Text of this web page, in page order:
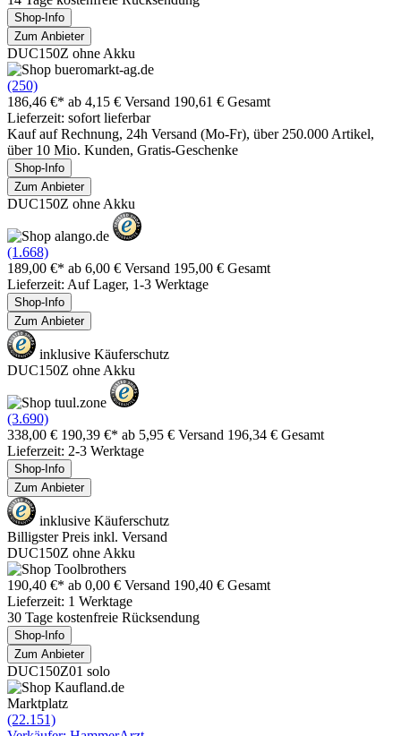
Shop-Info
Zum Anbieter
DUC150Z ohne Akku
(250)
186,46 €* ab 4,15 € Versand 190,61 € Gesamt
Lieferzeit: sofort lieferbar
Kauf auf Rechnung, 24h Versand (Mo-Fr), über 250.000 Artikel,
über 10 Mio. Kunden, Gratis-Geschenke
Shop-Info
Zum Anbieter
DUC150Z ohne Akku
(1.668)
189,00 €* ab 6,00 € Versand 195,00 € Gesamt
Lieferzeit: Auf Lager, 1-3 Werktage
Shop-Info
Zum Anbieter
inklusive Käuferschutz
DUC150Z ohne Akku
(3.690)
338,00 € 190,39 €* ab 5,95 € Versand 196,34 € Gesamt
Lieferzeit: 2-3 Werktage
Shop-Info
Zum Anbieter
inklusive Käuferschutz
Billigster Preis inkl. Versand
DUC150Z ohne Akku
190,40 €* ab 0,00 € Versand 190,40 € Gesamt
Lieferzeit: 1 Werktage
30 Tage kostenfreie Rücksendung
Shop-Info
Zum Anbieter
DUC150Z01 solo
Marktplatz
(22.151)